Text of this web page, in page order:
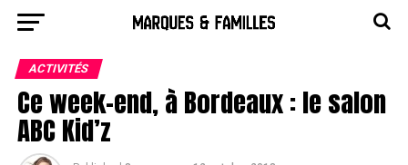
ACTIVITÉS
Ce week-end, à Bordeaux : le salon
ABC Kid’z